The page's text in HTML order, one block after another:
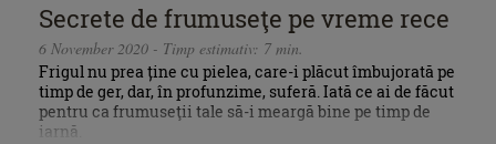
Secrete de frumuseţe pe vreme rece
6 November 2020 - Timp estimativ: 7 min.
Frigul nu prea ține cu pielea, care-i plăcut îmbujorată pe
timp de ger, dar, în profunzime, suferă. Iată ce ai de făcut
pentru ca frumuseţii tale să-i meargă bine pe timp de
iarnă.